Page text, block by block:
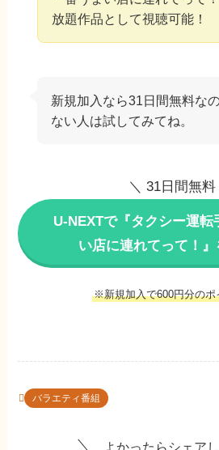
放題作品として視聴可能！
新規加入なら31日間無料な
ない人は試してみてね。
＼ 31日間無料
U-NEXTで『タクシー運転
い店に連れてって！
※新規加入で600円分のポ
バラエティ番組
よかったらシェア